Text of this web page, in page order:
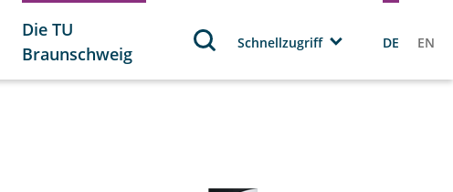
Die TU
Braunschweig
Schnellzugriff DE EN